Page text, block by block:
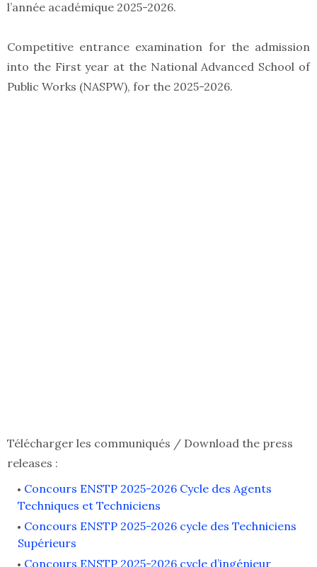
l’année académique 2025-2026.
Competitive entrance examination for the admission
into the First year at the National Advanced School of
Public Works (NASPW), for the 2025-2026.
Télécharger les communiqués / Download the press
releases :
Concours ENSTP 2025-2026 Cycle des Agents
Techniques et Techniciens
Concours ENSTP 2025-2026 cycle des Techniciens
Supérieurs
Concours ENSTP 2025-2026 cycle d’ingénieur